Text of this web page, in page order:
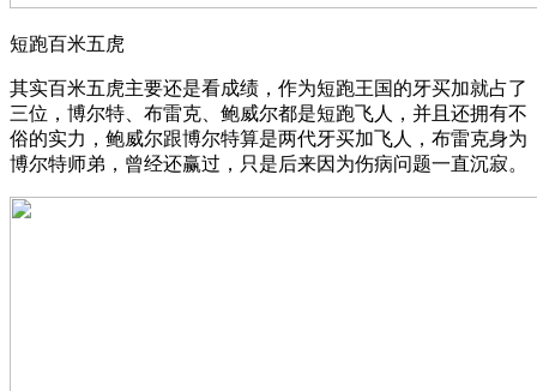
短跑百米五虎
其实百米五虎主要还是看成绩，作为短跑王国的牙买加就占了
三位，博尔特、布雷克、鲍威尔都是短跑飞人，并且还拥有不
俗的实力，鲍威尔跟博尔特算是两代牙买加飞人，布雷克身为
博尔特师弟，曾经还赢过，只是后来因为伤病问题一直沉寂。